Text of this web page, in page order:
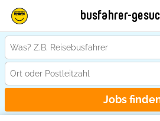
busfahrer-
Jobs